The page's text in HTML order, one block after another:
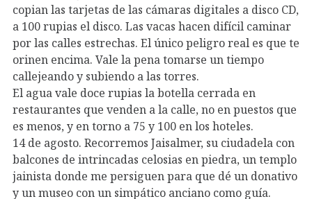
copian las tarjetas de las cámaras digitales a disco CD,
a 100 rupias el disco. Las vacas hacen difícil caminar
por las calles estrechas. El único peligro real es que te
orinen encima. Vale la pena tomarse un tiempo
callejeando y subiendo a las torres.
El agua vale doce rupias la botella cerrada en
restaurantes que venden a la calle, no en puestos que
es menos, y en torno a 75 y 100 en los hoteles.
14 de agosto. Recorremos Jaisalmer, su ciudadela con
balcones de intrincadas celosias en piedra, un templo
jainista donde me persiguen para que dé un donativo
y un museo con un simpático anciano como guía.